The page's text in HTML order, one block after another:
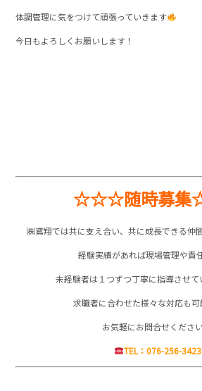
体調管理に気をつけて頑張っていきます
今日もよろしくお願いします！
☆☆☆随時募
㈱鳶翔では共に支え合い、共に成長できる仲
経験実績があれば現場管理や責
未経験者は１つずつ丁寧に指導させ
求職者に合わせた様々な対応も
お気軽にお問合せくださ
TEL：076-256-3423